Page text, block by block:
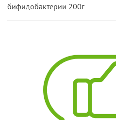
бифидобактерии 200г